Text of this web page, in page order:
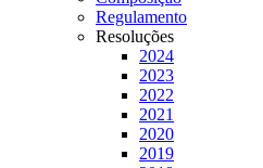
Regulamento
Resoluções
2024
2023
2022
2021
2020
2019